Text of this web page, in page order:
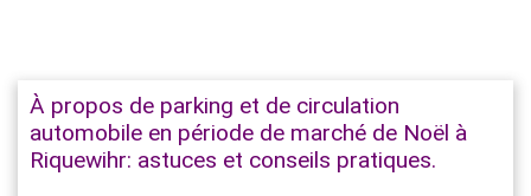
À propos de parking et de circulation
automobile en période de marché de Noël à
Riquewihr: astuces et conseils pratiques.